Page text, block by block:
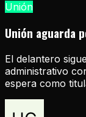
Unión
Unión aguarda
El delantero
administrativo
espera como